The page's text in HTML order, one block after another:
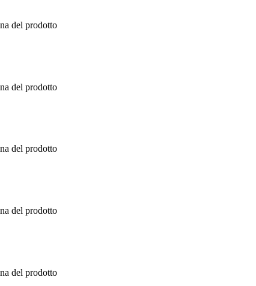
del prodotto
del prodotto
del prodotto
del prodotto
del prodotto